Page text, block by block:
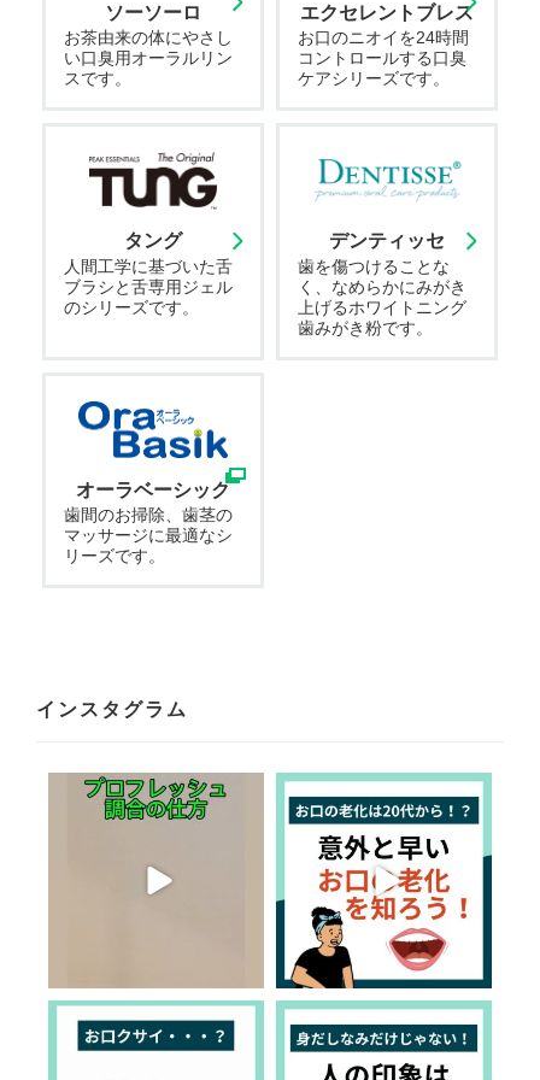
ソーソーロ
お茶由来の体にやさし
い口臭用オーラルリン
スです。
エクセレントブレス
お口のニオイを24時間
コントロールする口臭
ケアシリーズです。
タング
人間工学に基づいた舌
ブラシと舌専用ジェル
のシリーズです。
デンティッセ
歯を傷つけることな
く、なめらかにみがき
上げるホワイトニング
歯みがき粉です。
オーラベーシック
歯間のお掃除、歯茎の
マッサージに最適なシ
リーズです。
インスタグラム